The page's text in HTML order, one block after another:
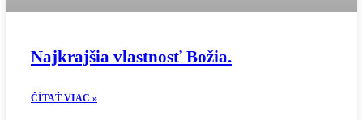
Najkrajšia vlastnosť Božia.
ČÍTAŤ VIAC »